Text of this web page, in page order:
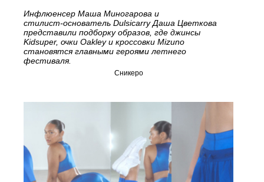
Инфлюенсер Маша Миногарова и
стилист‑основатель Dulsicarry Даша Цветкова
представили подборку образов, где джинсы
Kidsuper, очки Oakley и кроссовки Mizuno
становятся главными героями летнего
фестиваля.
Сникеро